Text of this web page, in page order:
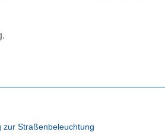
zur Straßenbeleuchtung